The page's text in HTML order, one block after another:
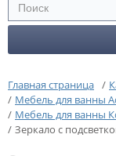
Главная страница /
/ Мебель для ванны
/ Мебель для ванны
/ Зеркало с